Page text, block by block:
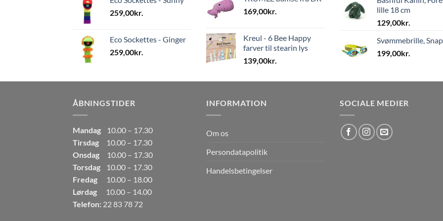
259,00kr.
Eco Sockettes - Ginger
259,00kr.
169,00kr.
Kreul - 6 Bee Happy
farver til stearin lys
139,00kr.
lille 18 cm
129,00kr.
Svømmebrille,
199,00kr.
ÅBNINGSTIDER
Mandag
10.00 – 17.30
Tirsdag
10.00 – 17.30
Onsdag
10.00 – 17.30
Torsdag
10.00 – 17.30
Fredag
10.00 – 18.00
Lørdag
10.00 – 14.00
Telefon: 22 83 78 72
INFORMATION
Om os
Persondatapolitik
Handelsbetingelser
SOCIALE MEDIER